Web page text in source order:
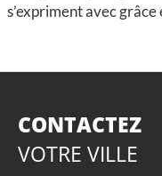
s’expriment avec grâce
CONTACTEZ
VOTRE VILLE